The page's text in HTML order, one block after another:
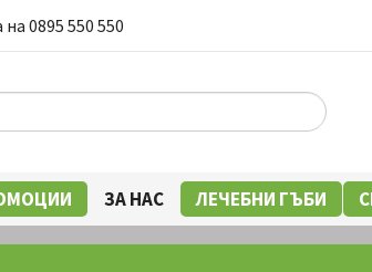
0895 550 550
ЗА НАС ЛЕЧЕБНИ ГЪБИ